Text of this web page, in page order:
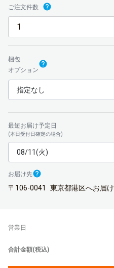
ご注文件数
梱包
オプション
指定なし
最短お届け予定日
(本日受付日確定の場合)
08/11(火)
お届け先
〒106-0041 東京都港区へお届け
営業日
合計金額(税込)